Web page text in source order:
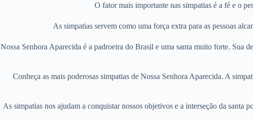
O fator mais importante nas simpatias é a fé e o
As simpatias servem como uma força extra para as pessoas
Nossa Senhora Aparecida é a padroeira do Brasil e uma santa muito forte. Sua
Conheça as mais poderosas simpatias de Nossa Senhora Aparecida. A
As simpatias nos ajudam a conquistar nossos objetivos e a interseção da santa